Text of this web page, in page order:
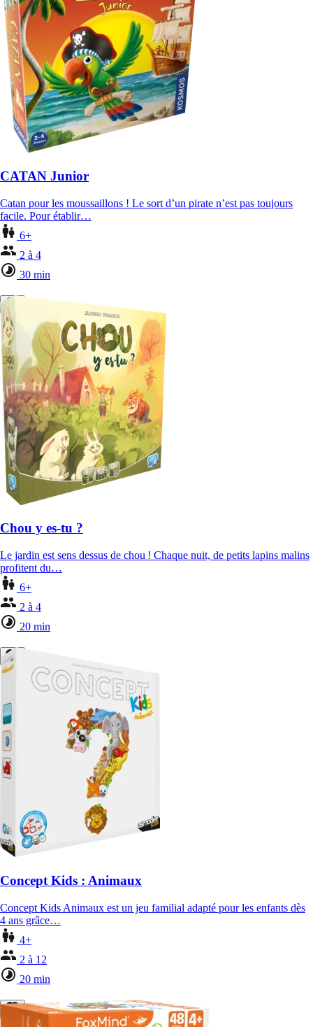
CATAN Junior
Catan pour les moussaillons ! Le sort d’un pirate n’est pas toujours
facile. Pour établir…
6+
2 à 4
30 min
Chou y es-tu ?
Le jardin est sens dessus de chou ! Chaque nuit, de petits lapins malins
profitent du…
6+
2 à 4
20 min
Concept Kids : Animaux
Concept Kids Animaux est un jeu familial adapté pour les enfants dès
4 ans grâce…
4+
2 à 12
20 min